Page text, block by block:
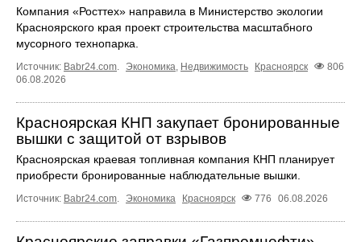
Компания «Росттех» направила в Министерство экологии
Красноярского края проект строительства масштабного
мусорного технопарка.
Источник: Babr24.com. Экономика, Недвижимость Красноярск
806
06.08.2026
Красноярская КНП закупает бронированные
вышки с защитой от взрывов
Красноярская краевая топливная компания КНП планирует
приобрести бронированные наблюдательные вышки.
Источник: Babr24.com. Экономика Красноярск 776 06.08.2026